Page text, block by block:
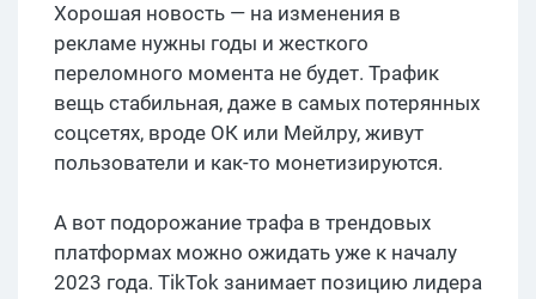
Хорошая новость — на изменения в
рекламе нужны годы и жесткого
переломного момента не будет. Трафик
вещь стабильная, даже в самых потерянных
соцсетях, вроде ОК или Мейлру, живут
пользователи и как-то монетизируются.
А вот подорожание трафа в трендовых
платформах можно ожидать уже к началу
2023 года. TikTok занимает позицию лидера